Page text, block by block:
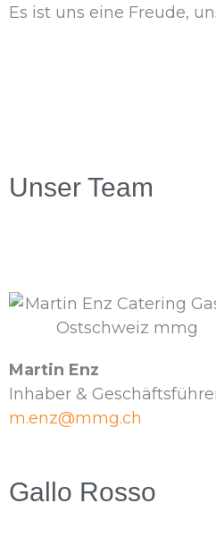
Es ist uns eine Freude,
Unser Team
Martin Enz
Inhaber &
m.enz@mmg.ch
Gallo Rosso